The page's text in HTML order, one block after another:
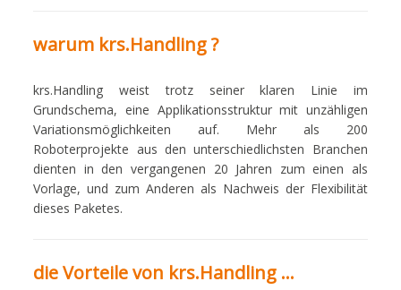
warum krs.Handling ?
krs.Handling weist trotz seiner klaren Linie im
Grundschema, eine Applikationsstruktur mit unzähligen
Variationsmöglichkeiten auf. Mehr als 200
Roboterprojekte aus den unterschiedlichsten Branchen
dienten in den vergangenen 20 Jahren zum einen als
Vorlage, und zum Anderen als Nachweis der Flexibilität
dieses Paketes.
die Vorteile von krs.Handling …